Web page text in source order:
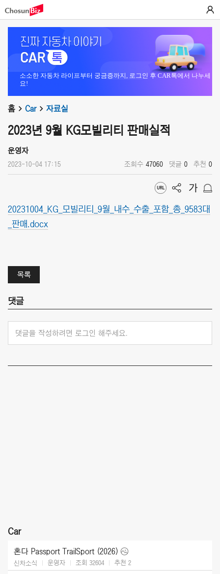
소소한 자동차 라이프부터 궁금증까지, 로그인 후 CAR톡에서 나누세
요!
홈 Car 자료실
2023년 9월 KG모빌리티 판매실적
운영자
2023-10-04 17:15 조회수 47060 댓글 0 추천 0
20231004_KG_모빌리티_9월_내수_수출_포함_총_9583대
_판매.docx
목록
댓글
댓글을 작성하려면 로그인 해주세요.
Car
혼다 Passport TrailSport (2026)
신차소식 운영자 조회 32604 추천 2